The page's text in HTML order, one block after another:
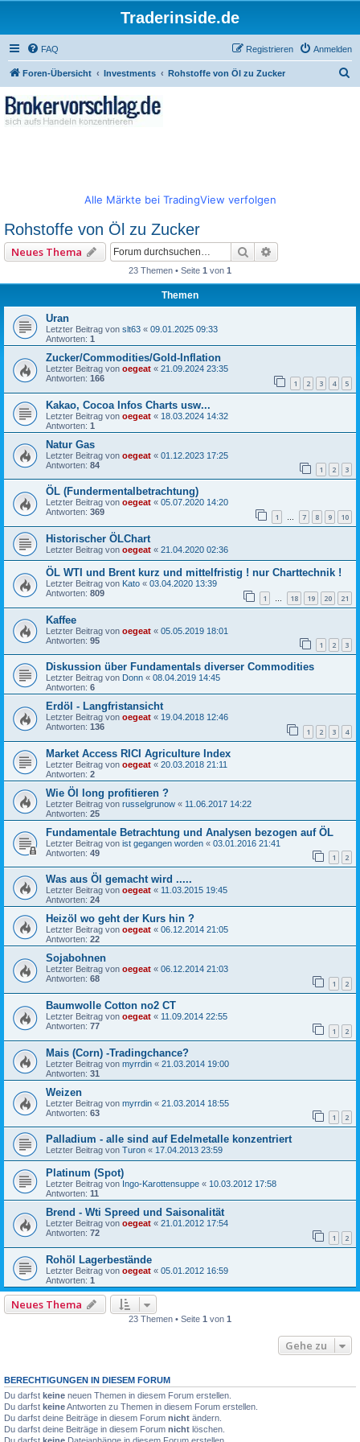
Traderinside.de
FAQ Anmelden
Registrieren
Foren-Übersicht Investments Rohstoffe von Öl zu Zucker
Alle Märkte bei TradingView verfolgen
Rohstoffe von Öl zu Zucker
Neues Thema Suche
23 Themen • Seite 1 von 1
Themen
Uran
Letzter Beitrag von slt63 « 09.01.2025 09:33
Antworten: 1
Zucker/Commodities/Gold-Inflation
Letzter Beitrag von oegeat « 21.09.2024 23:35
Antworten: 166 1 2 3 4 5
Kakao, Cocoa Infos Charts usw...
Letzter Beitrag von oegeat « 18.03.2024 14:32
Antworten: 1
Natur Gas
Letzter Beitrag von oegeat « 01.12.2023 17:25
Antworten: 84 1 2 3
ÖL (Fundermentalbetrachtung)
Letzter Beitrag von oegeat « 05.07.2020 14:20
Antworten: 369 1 … 7 8 9 10
Historischer ÖLChart
Letzter Beitrag von oegeat « 21.04.2020 02:36
ÖL WTI und Brent kurz und mittelfristig ! nur Charttechnik !
Letzter Beitrag von Kato « 03.04.2020 13:39
Antworten: 809 1 … 18 19 20 21
Kaffee
Letzter Beitrag von oegeat « 05.05.2019 18:01
Antworten: 95 1 2 3
Diskussion über Fundamentals diverser Commodities
Letzter Beitrag von Donn « 08.04.2019 14:45
Antworten: 6
Erdöl - Langfristansicht
Letzter Beitrag von oegeat « 19.04.2018 12:46
Antworten: 136 1 2 3 4
Market Access RICI Agriculture Index
Letzter Beitrag von oegeat « 20.03.2018 21:11
Antworten: 2
Wie Öl long profitieren ?
Letzter Beitrag von russelgrunow « 11.06.2017 14:22
Antworten: 25
Fundamentale Betrachtung und Analysen bezogen auf ÖL
Letzter Beitrag von ist gegangen worden « 03.01.2016 21:41
Antworten: 49 1 2
Was aus Öl gemacht wird .....
Letzter Beitrag von oegeat « 11.03.2015 19:45
Antworten: 24
Heizöl wo geht der Kurs hin ?
Letzter Beitrag von oegeat « 06.12.2014 21:05
Antworten: 22
Sojabohnen
Letzter Beitrag von oegeat « 06.12.2014 21:03
Antworten: 68 1 2
Baumwolle Cotton no2 CT
Letzter Beitrag von oegeat « 11.09.2014 22:55
Antworten: 77 1 2
Mais (Corn) -Tradingchance?
Letzter Beitrag von myrrdin « 21.03.2014 19:00
Antworten: 31
Weizen
Letzter Beitrag von myrrdin « 21.03.2014 18:55
Antworten: 63 1 2
Palladium - alle sind auf Edelmetalle konzentriert
Letzter Beitrag von Turon « 17.04.2013 23:59
Platinum (Spot)
Letzter Beitrag von Ingo-Karottensuppe « 10.03.2012 17:58
Antworten: 11
Brend - Wti Spreed und Saisonalität
Letzter Beitrag von oegeat « 21.01.2012 17:54
Antworten: 72 1 2
Rohöl Lagerbestände
Letzter Beitrag von oegeat « 05.01.2012 16:59
Antworten: 1
Neues Thema
23 Themen • Seite 1 von 1
Gehe zu
BERECHTIGUNGEN IN DIESEM FORUM
Du darfst keine neuen Themen in diesem Forum erstellen.
Du darfst keineAntworten zu Themen in diesem Forum erstellen.
Du darfst deine Beiträge in diesem Forum nicht ändern.
Du darfst deine Beiträge in diesem Forum nicht löschen.